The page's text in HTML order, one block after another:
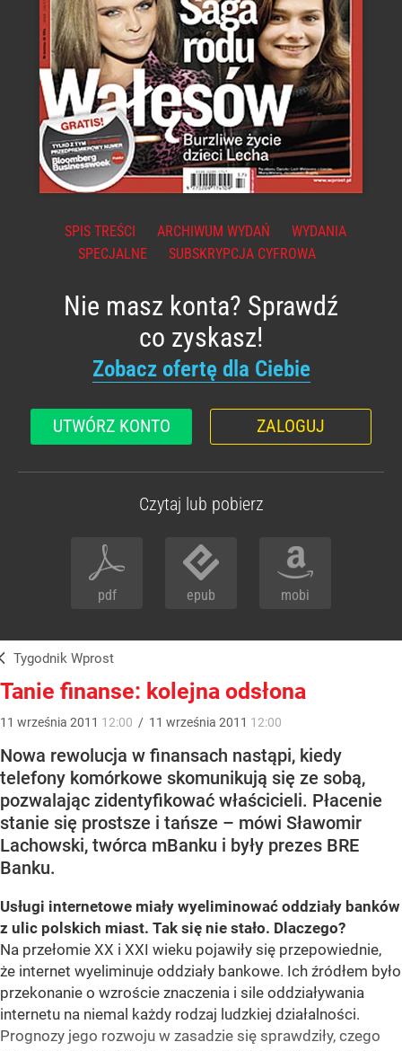
SPIS TREŚCI ARCHIWUM WYDAŃ
WYDANIA
SPECJALNE
SUBSKRYPCJA CYFROWA
Nie masz konta? Sprawdź
co zyskasz!
Zobacz ofertę dla Ciebie
UTWÓRZ KONTO ZALOGUJ
Czytaj lub pobierz
pdf epub mobi
Tygodnik Wprost
Tanie finanse: kolejna odsłona
11 września 2011 12:00 / 11 września 2011 12:00
Nowa rewolucja w finansach nastąpi, kiedy
telefony komórkowe skomunikują się ze sobą,
pozwalając zidentyfikować właścicieli. Płacenie
stanie się prostsze i tańsze – mówi Sławomir
Lachowski, twórca mBanku i były prezes BRE
Banku.
Usługi internetowe miały wyeliminować oddziały banków
z ulic polskich miast. Tak się nie stało. Dlaczego?
Na przełomie XX i XXI wieku pojawiły się przepowiednie,
że internet wyeliminuje oddziały bankowe. Ich źródłem było
przekonanie o wzroście znaczenia i sile oddziaływania
internetu na niemal każdy rodzaj ludzkiej działalności.
Prognozy jego rozwoju w zasadzie się sprawdziły, czego